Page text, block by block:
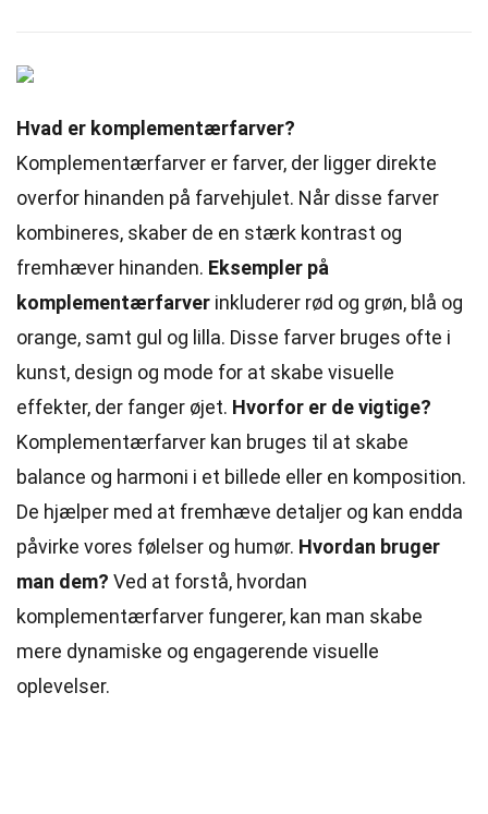
Hvad er komplementærfarver?
Komplementærfarver er farver, der ligger direkte
overfor hinanden på farvehjulet. Når disse farver
kombineres, skaber de en stærk kontrast og
fremhæver hinanden. Eksempler på
komplementærfarver inkluderer rød og grøn, blå og
orange, samt gul og lilla. Disse farver bruges ofte i
kunst, design og mode for at skabe visuelle
effekter, der fanger øjet. Hvorfor er de vigtige?
Komplementærfarver kan bruges til at skabe
balance og harmoni i et billede eller en komposition.
De hjælper med at fremhæve detaljer og kan endda
påvirke vores følelser og humør. Hvordan bruger
man dem? Ved at forstå, hvordan
komplementærfarver fungerer, kan man skabe
mere dynamiske og engagerende visuelle
oplevelser.